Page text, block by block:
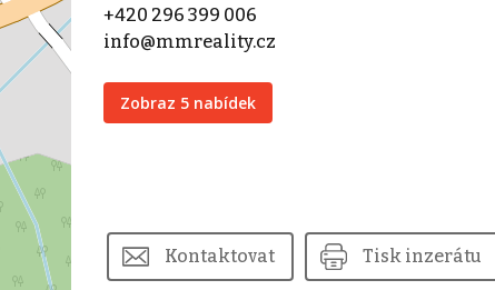
+420 296 399 006
info@mmreality.cz
Zobraz 5 nabídek
Kontaktovat Tisk inzerátu